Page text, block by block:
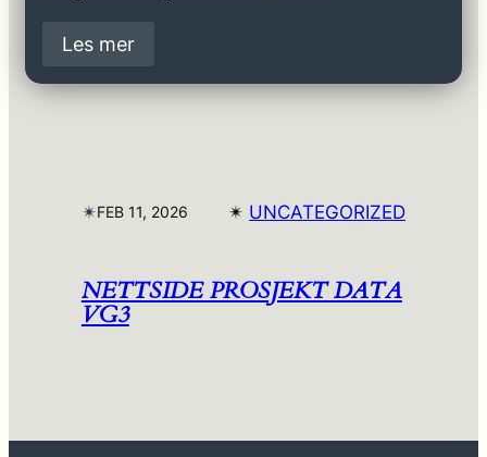
Les mer
✴︎FEB 11, 2026 ✴︎ UNCATEGORIZED
NETTSIDE PROSJEKT DATA
VG3